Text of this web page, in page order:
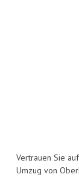
Vertrauen Sie
Umzug von